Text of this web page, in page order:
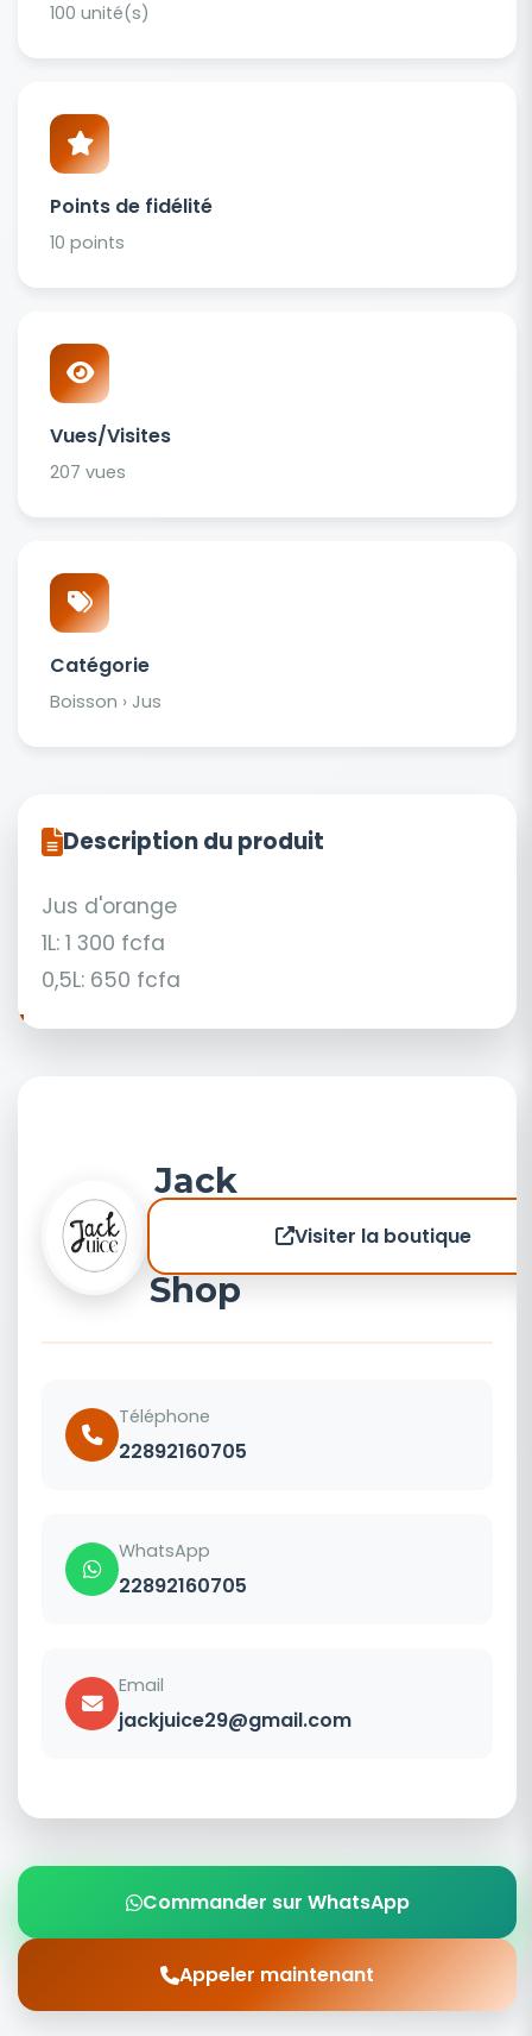
100 unité(s)
Points de fidélité
10 points
Vues/Visites
207 vues
Catégorie
Boisson › Jus
Description du produit
Jus d'orange
1L: 1 300 fcfa
0,5L: 650 fcfa
Jack
Shop
Visiter la boutique
Téléphone
22892160705
WhatsApp
22892160705
Email
jackjuice29@gmail.com
Commander sur WhatsApp
Appeler maintenant